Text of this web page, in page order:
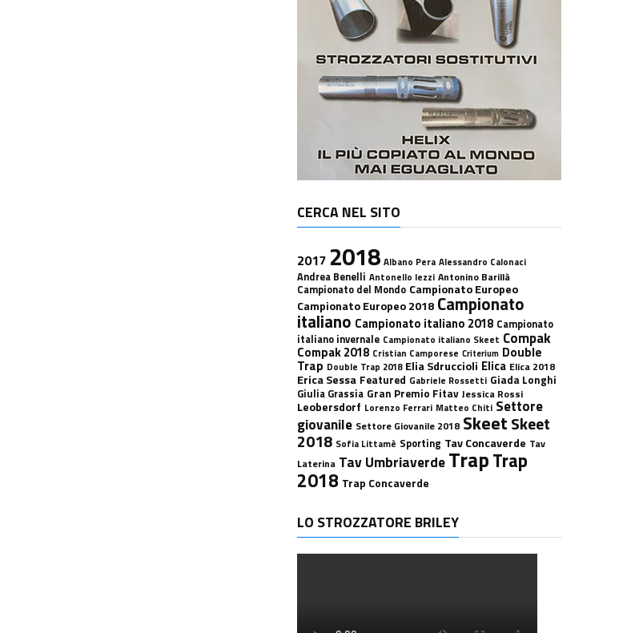
CERCA NEL SITO
2017 2018 Albano Pera Alessandro Calonaci
Andrea Benelli Antonello Iezzi Antonino Barillà
Campionato del Mondo Campionato Europeo
Campionato Europeo 2018 Campionato
italiano Campionato italiano 2018 Campionato
italiano invernale Campionato italiano Skeet Compak
Compak 2018 Cristian Camporese Criterium Double
Trap Double Trap 2018 Elia Sdruccioli Elica Elica 2018
Erica Sessa Featured Gabriele Rossetti Giada Longhi
Giulia Grassia Gran Premio Fitav Jessica Rossi
Leobersdorf Lorenzo Ferrari Matteo Chiti Settore
giovanile Settore Giovanile 2018 SkeetSkeet
2018 Sofia Littamè Sporting Tav Concaverde Tav
Laterina Tav UmbriaverdeTrapTrap
2018 Trap Concaverde
LO STROZZATORE BRILEY